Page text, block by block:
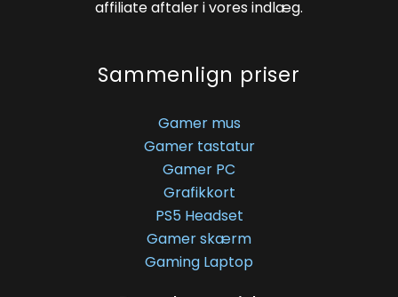
affiliate aftaler i vores indlæg.
Sammenlign priser
Gamer mus
Gamer tastatur
Gamer PC
Grafikkort
PS5 Headset
Gamer skærm
Gaming Laptop